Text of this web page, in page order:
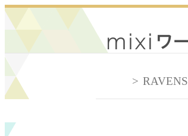
RAVENS